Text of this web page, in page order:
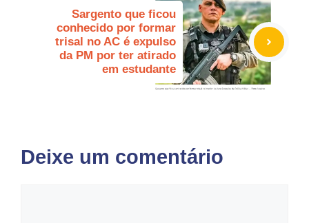
Sargento que ficou
conhecido por formar
trisal no AC é expulso
da PM por ter atirado
em estudante
Deixe um comentário